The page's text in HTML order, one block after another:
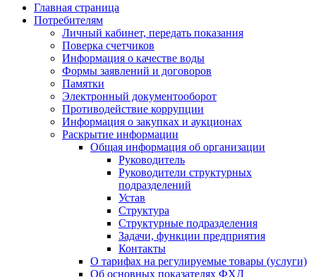
Главная страница
Потребителям
Личный кабинет, передать показания
Поверка счетчиков
Информация о качестве воды
Формы заявлений и договоров
Памятки
Электронный документооборот
Противодействие коррупции
Информация о закупках и аукционах
Раскрытие информации
Общая информация об организации
Руководитель
Руководители структурных
подразделений
Устав
Структура
Структурные подразделения
Задачи, функции предприятия
Контакты
О тарифах на регулируемые товары (услуги)
Об основных показателях ФХД